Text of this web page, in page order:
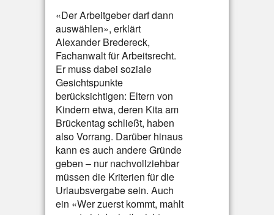
«Der Arbeitgeber darf dann
auswählen», erklärt
Alexander Bredereck,
Fachanwalt für Arbeitsrecht.
Er muss dabei soziale
Gesichtspunkte
berücksichtigen: Eltern von
Kindern etwa, deren Kita am
Brückentag schließt, haben
also Vorrang. Darüber hinaus
kann es auch andere Gründe
geben – nur nachvollziehbar
müssen die Kriterien für die
Urlaubsvergabe sein. Auch
ein «Wer zuerst kommt, mahlt